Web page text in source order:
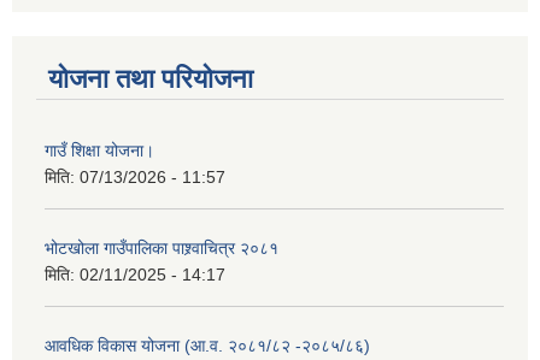
योजना तथा परियोजना
गाउँ शिक्षा योजना।
मिति: 07/13/2026 - 11:57
भोटखोला गाउँपालिका पाश्र्वाचित्र २०८१
मिति: 02/11/2025 - 14:17
आवधिक विकास योजना (आ.व. २०८१/८२ -२०८५/८६)